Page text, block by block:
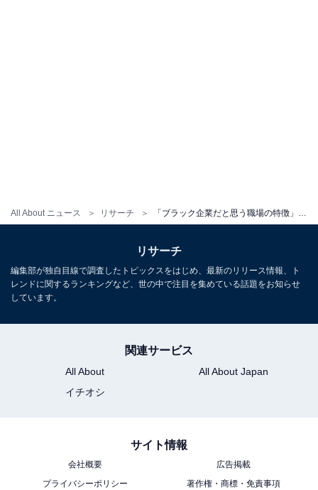
All About ニュース リサーチ
プレスリリース
リサーチ
編集部が独自目線で調査したトピックスをはじめ、最新のリリース情報、ト
レンドに関するランキングなど、世の中で注目を集めている話題をお知らせ
しています。
関連サービス
All About
All About Japan
イチオシ
サイト情報
会社概要
広告掲載
プライバシーポリシー
著作権・商標・免責事項